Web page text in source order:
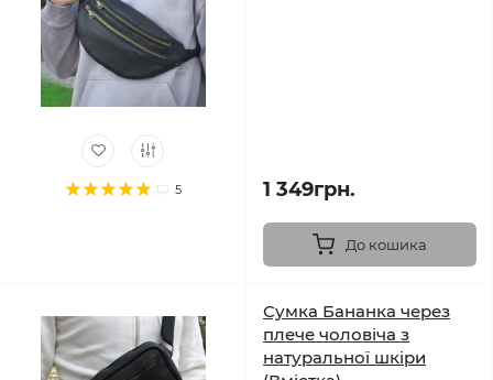
5 1 349грн.
До кошика
Сумка Бананка через
плече чоловіча з
натуральної шкіри